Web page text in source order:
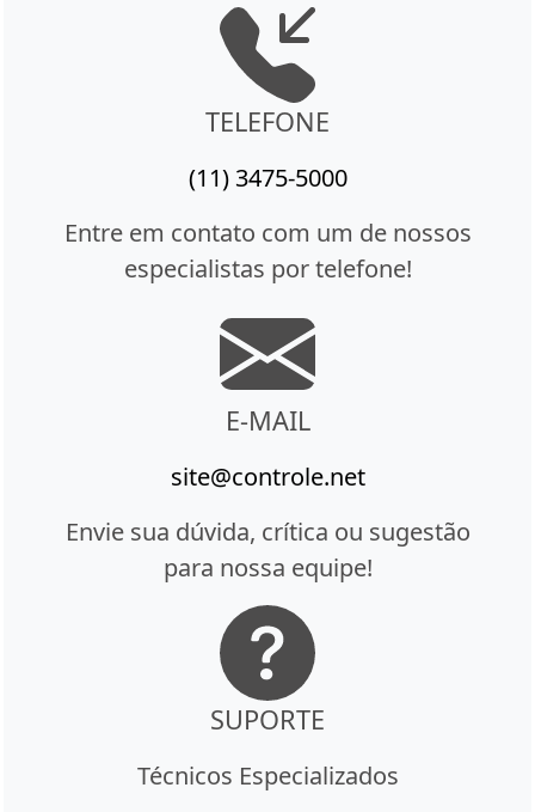
TELEFONE
(11) 3475-5000
Entre em contato com um de nossos
especialistas por telefone!
E-MAIL
site@controle.net
Envie sua dúvida, crítica ou sugestão
para nossa equipe!
SUPORTE
Técnicos Especializados